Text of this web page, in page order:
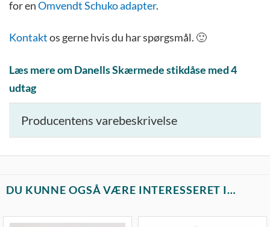
for enOmvendt Schuko adapter.
Kontaktos gerne hvis du har spørgsmål. 🙂
Læs mere om Danells Skærmede stikdåse med 4
udtag
Producentens varebeskrivelse
DU KUNNE OGSÅ VÆRE INTERESSERET I…